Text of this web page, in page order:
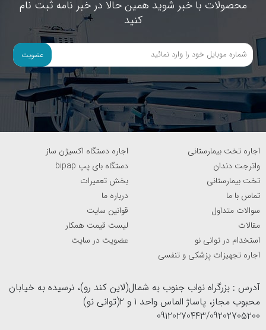
محصولات با خبر شوید همین حالا در خبر نامه ثبت نام
کنید
عضویت
اجاره تخت بیمارستانی
اجاره دستگاه اکسیژن ساز
واترجت دندان
دستگاه بای پپ bipap
تخت بیمارستانی
بخش تعمیرات
تماس با ما
درباره ما
سوالات متداول
قوانین سایت
مقالات
لیست قیمت همکار
استخدام در توانی نو
عضویت در سایت
اجاره تجهیزات پزشکی و تنفسی
آدرس : بزرگراه نواب جنوب به شمال(لاین کند رو)، نرسیده به خیابان
محبوب مجاز، پاساژ الماس واحد 1 و 2(توانی نو)
09120270443/09202705200